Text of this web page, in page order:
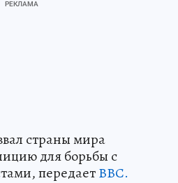
страны мира
для борьбы с
передаетВВС.